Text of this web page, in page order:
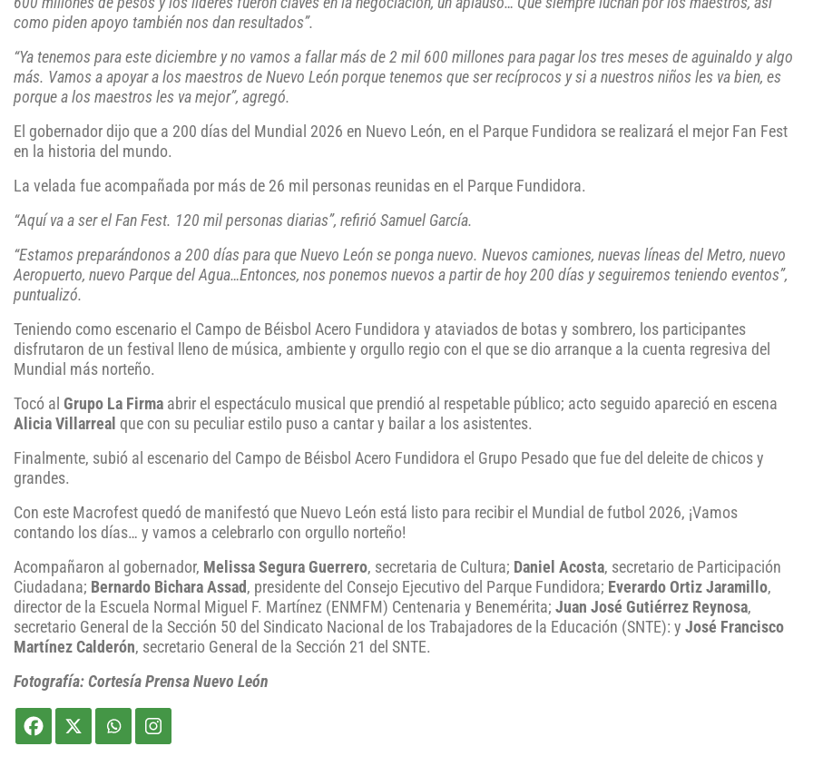
como piden apoyo también nos dan resultados”.
“Ya tenemos para este diciembre y no vamos a fallar más de 2 mil 600 millones para pagar los tres meses de aguinaldo y algo
más. Vamos a apoyar a los maestros de Nuevo León porque tenemos que ser recíprocos y si a nuestros niños les va bien, es
porque a los maestros les va mejor”, agregó.
El gobernador dijo que a 200 días del Mundial 2026 en Nuevo León, en el Parque Fundidora se realizará el mejor Fan Fest
en la historia del mundo.
La velada fue acompañada por más de 26 mil personas reunidas en el Parque Fundidora.
“Aquí va a ser el Fan Fest. 120 mil personas diarias”, refirió Samuel García.
“Estamos preparándonos a 200 días para que Nuevo León se ponga nuevo. Nuevos camiones, nuevas líneas del Metro, nuevo
Aeropuerto, nuevo Parque del Agua…Entonces, nos ponemos nuevos a partir de hoy 200 días y seguiremos teniendo eventos”,
puntualizó.
Teniendo como escenario el Campo de Béisbol Acero Fundidora y ataviados de botas y sombrero, los participantes
disfrutaron de un festival lleno de música, ambiente y orgullo regio con el que se dio arranque a la cuenta regresiva del
Mundial más norteño.
Tocó al Grupo La Firma abrir el espectáculo musical que prendió al respetable público; acto seguido apareció en escena
Alicia Villarreal que con su peculiar estilo puso a cantar y bailar a los asistentes.
Finalmente, subió al escenario del Campo de Béisbol Acero Fundidora el Grupo Pesado que fue del deleite de chicos y
grandes.
Con este Macrofest quedó de manifestó que Nuevo León está listo para recibir el Mundial de futbol 2026, ¡Vamos
contando los días… y vamos a celebrarlo con orgullo norteño!
Acompañaron al gobernador, Melissa Segura Guerrero, secretaria de Cultura; Daniel Acosta, secretario de Participación
Ciudadana; Bernardo Bichara Assad , presidente del Consejo Ejecutivo del Parque Fundidora; Everardo Ortiz Jaramillo,
director de la Escuela Normal Miguel F. Martínez (ENMFM) Centenaria y Benemérita; Juan José Gutiérrez Reynosa,
secretario General de la Sección 50 del Sindicato Nacional de los Trabajadores de la Educación (SNTE): y José Francisco
Martínez Calderón, secretario General de la Sección 21 del SNTE.
Fotografía: Cortesía Prensa Nuevo León